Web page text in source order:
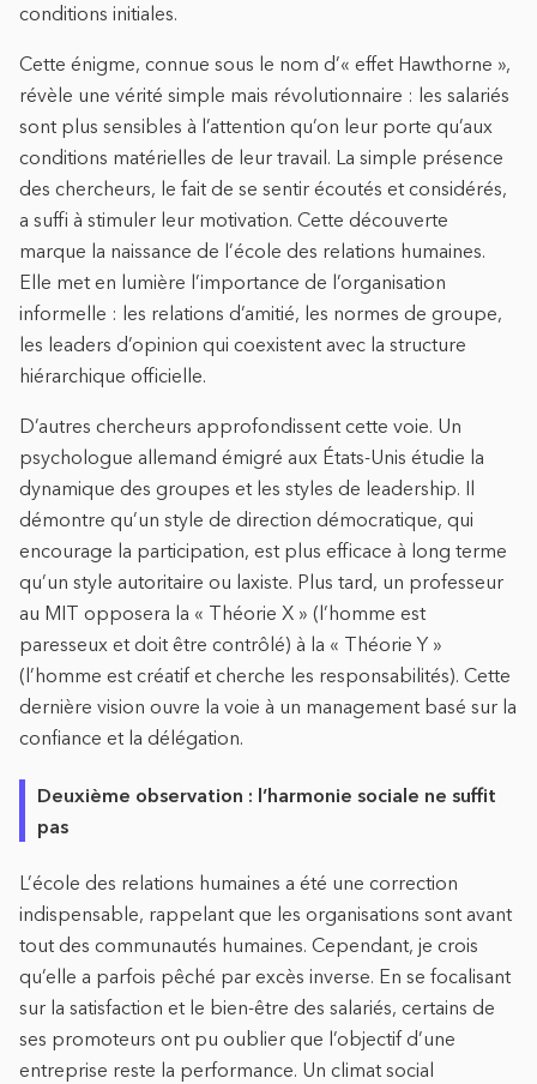
conditions initiales.
Cette énigme, connue sous le nom d’« effet Hawthorne »,
révèle une vérité simple mais révolutionnaire : les salariés
sont plus sensibles à l’attention qu’on leur porte qu’aux
conditions matérielles de leur travail. La simple présence
des chercheurs, le fait de se sentir écoutés et considérés,
a suffi à stimuler leur motivation. Cette découverte
marque la naissance de l’école des relations humaines.
Elle met en lumière l’importance de l’organisation
informelle : les relations d’amitié, les normes de groupe,
les leaders d’opinion qui coexistent avec la structure
hiérarchique officielle.
D’autres chercheurs approfondissent cette voie. Un
psychologue allemand émigré aux États-Unis étudie la
dynamique des groupes et les styles de leadership. Il
démontre qu’un style de direction démocratique, qui
encourage la participation, est plus efficace à long terme
qu’un style autoritaire ou laxiste. Plus tard, un professeur
au MIT opposera la « Théorie X » (l’homme est
paresseux et doit être contrôlé) à la « Théorie Y »
(l’homme est créatif et cherche les responsabilités). Cette
dernière vision ouvre la voie à un management basé sur la
confiance et la délégation.
Deuxième observation : l’harmonie sociale ne suffit
pas
L’école des relations humaines a été une correction
indispensable, rappelant que les organisations sont avant
tout des communautés humaines. Cependant, je crois
qu’elle a parfois pêché par excès inverse. En se focalisant
sur la satisfaction et le bien-être des salariés, certains de
ses promoteurs ont pu oublier que l’objectif d’une
entreprise reste la performance. Un climat social